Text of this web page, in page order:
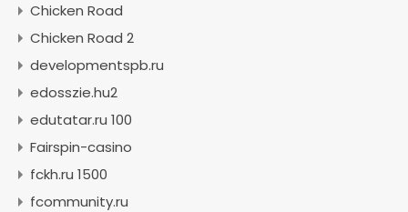
Chicken Road
Chicken Road 2
developmentspb.ru
edosszie.hu2
edutatar.ru 100
Fairspin-casino
fckh.ru 1500
fcommunity.ru